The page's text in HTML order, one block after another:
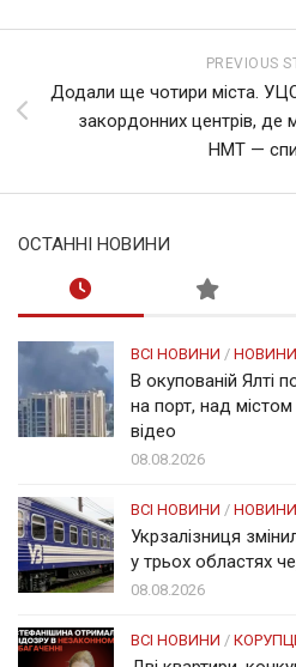
PREVIOUS
Додали ще чотири міста.
закордонних центрів, де
НМТ —
ОСТАННІ НОВИНИ
ВСІ НОВИНИ / НОВИНИ
В окупованій Ялті
на порт, над
відео
08.08.2026
ВСІ НОВИНИ / НОВИНИ
Укрзалізниця
у трьох областях
08.08.2026
ВСІ НОВИНИ /